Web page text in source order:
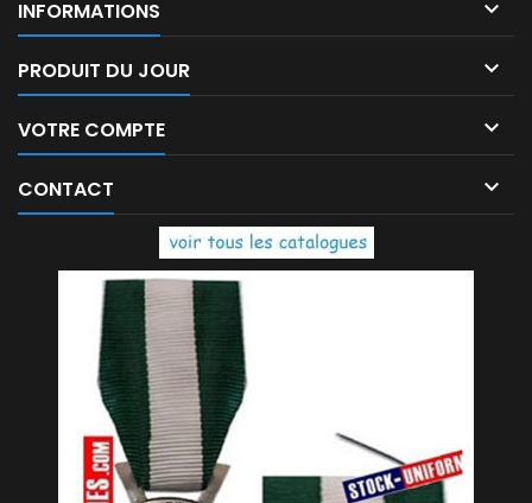
INFORMATIONS 
PRODUIT DU JOUR 
VOTRE COMPTE 
CONTACT 